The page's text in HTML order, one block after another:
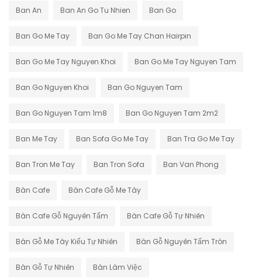
Ban An Ban An Go Tu Nhien Ban Go
Ban Go Me Tay Ban Go Me Tay Chan Hairpin
Ban Go Me Tay Nguyen Khoi Ban Go Me Tay Nguyen Tam
Ban Go Nguyen Khoi Ban Go Nguyen Tam
Ban Go Nguyen Tam 1m8 Ban Go Nguyen Tam 2m2
Ban Me Tay Ban Sofa Go Me Tay Ban Tra Go Me Tay
Ban Tron Me Tay Ban Tron Sofa Ban Van Phong
Bàn Cafe Bàn Cafe Gỗ Me Tây
Bàn Cafe Gỗ Nguyên Tấm Bàn Cafe Gỗ Tự Nhiên
Bàn Gỗ Me Tây Kiểu Tự Nhiên Bàn Gỗ Nguyên Tấm Tròn
Bàn Gỗ Tự Nhiên Bàn Làm Việc